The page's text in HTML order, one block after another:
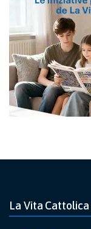
La Vita Cattolica